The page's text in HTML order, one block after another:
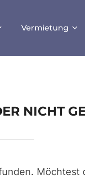
Vermietung
NICHT
Möchtest